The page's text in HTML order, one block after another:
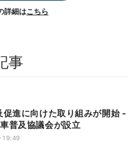
詳細はこちら
事
促進に向けた取り組みが開始 -
普及協議会が設立
19:49